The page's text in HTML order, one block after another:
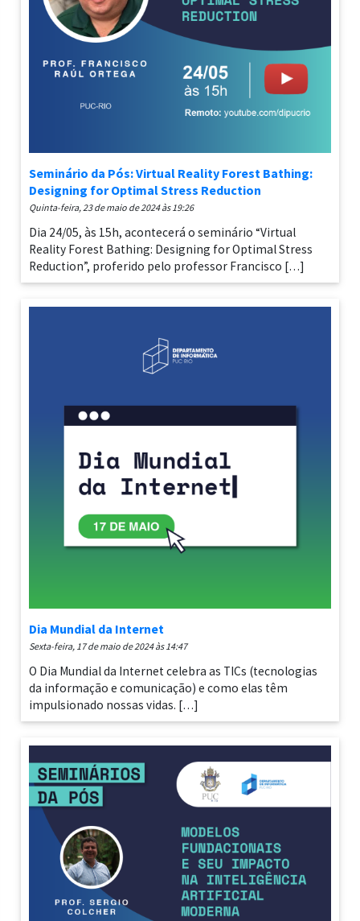
Seminário da Pós: Virtual Reality Forest Bathing:
Designing for Optimal Stress Reduction
quinta-feira, 23 de maio de 2024 às 19:26
Dia 24/05, às 15h, acontecerá o seminário “Virtual
Reality Forest Bathing: Designing for Optimal Stress
Reduction”, proferido pelo professor Francisco […]
Dia Mundial da Internet
sexta-feira, 17 de maio de 2024 às 14:47
O Dia Mundial da Internet celebra as TICs (tecnologias
da informação e comunicação) e como elas têm
impulsionado nossas vidas. […]